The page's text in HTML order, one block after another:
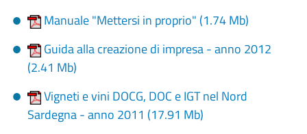
Manuale "Mettersi in proprio" (1.74 Mb)
Guida alla creazione di impresa - anno 2012
(2.41 Mb)
Vigneti e vini DOCG, DOC e IGT nel Nord
Sardegna - anno 2011 (17.91 Mb)